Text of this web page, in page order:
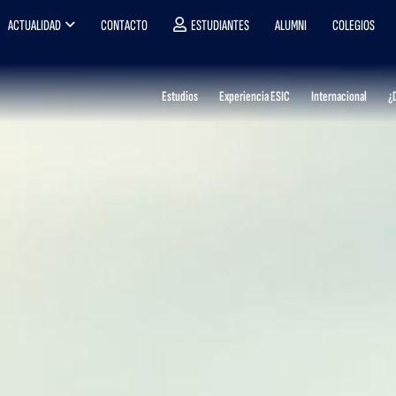
ACTUALIDAD CONTACTO ESTUDIANTES ALUMNI COLEGIOS
Estudios Experiencia ESIC Internacional